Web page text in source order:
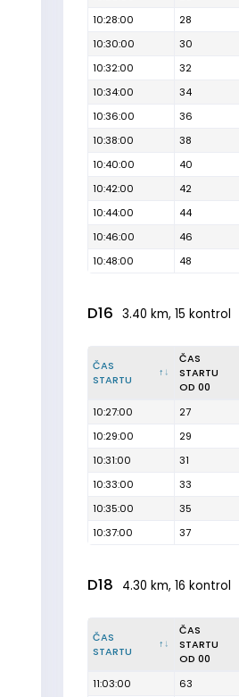
10:28:00
28
10:30:00
30
10:32:00
32
10:34:00
34
10:36:00
36
10:38:00
38
10:40:00
40
10:42:00
42
10:44:00
44
10:46:00
46
10:48:00
48
D16 3.40 km, 15 kontrol
ČAS
STARTU
ČAS
STARTU
OD 00
10:27:00 27
10:29:00
29
10:31:00
31
10:33:00
33
10:35:00
35
10:37:00
37
D18 4.30 km, 16 kontrol
ČAS
STARTU
ČAS
STARTU
OD 00
11:03:00 63